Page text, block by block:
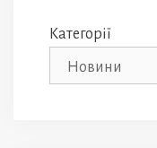
Категорії